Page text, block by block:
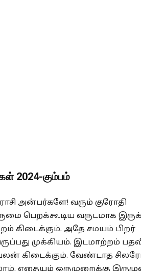
2024-கும்பம்
அன்பர்களே! வரும் குரோதி
பெறக்கூடிய வருடமாக
கிடைக்கும். அதே சமயம் பிறர்
முக்கியம். இடமாற்றம்
பலன் கிடைக்கும். வேண்டாத